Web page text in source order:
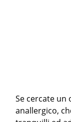
Se cercate
anallergico,